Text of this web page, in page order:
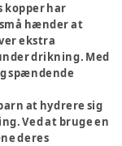
kopper har
hænder at
ekstra
drikning. Med
spændende
at hydrere sig
Ved at bruge en
deres